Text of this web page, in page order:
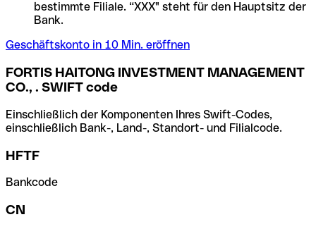
bestimmte Filiale. “XXX" steht für den Hauptsitz der
Bank.
Geschäftskonto in 10 Min. eröffnen
FORTIS HAITONG INVESTMENT MANAGEMENT
CO., . SWIFT code
Einschließlich der Komponenten Ihres Swift-Codes,
einschließlich Bank-, Land-, Standort- und Filialcode.
HFTF
Bankcode
CN